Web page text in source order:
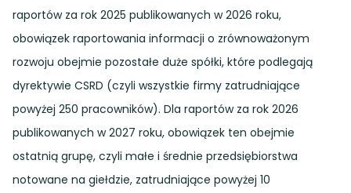
raportów za rok 2025 publikowanych w 2026 roku,
obowiązek raportowania informacji o zrównoważonym
rozwoju obejmie pozostałe duże spółki, które podlegają
dyrektywie CSRD (czyli wszystkie firmy zatrudniające
powyżej 250 pracowników). Dla raportów za rok 2026
publikowanych w 2027 roku, obowiązek ten obejmie
ostatnią grupę, czyli małe i średnie przedsiębiorstwa
notowane na giełdzie, zatrudniające powyżej 10